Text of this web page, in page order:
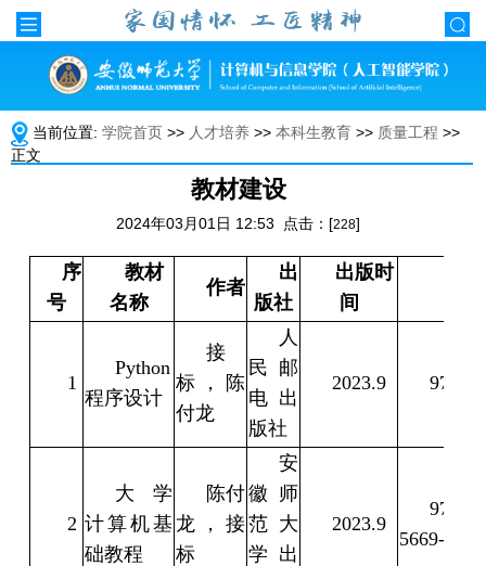
当前位置: 学院首页 >> 人才培养 >> 本科生教育 >> 质量工程 >>
正文
教材建设
2024年03月01日 12:53 点击：[228]
序
号
教材
名称
作者
出
版社
出版时
间
1
Python
程序设计
接
标，陈
付龙
人
民邮
电出
版社
2023.9
2
大学
计算机基
础教程
陈付
龙，接
标
安
徽师
范大
学出
2023.9
978-7-
5669-7